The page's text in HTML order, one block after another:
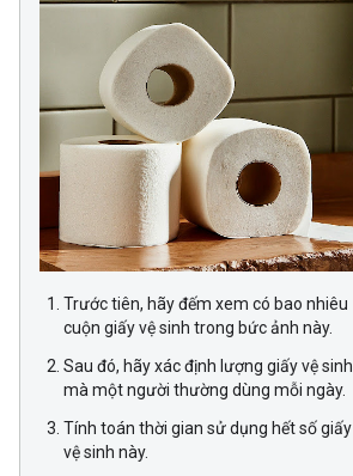
Trước tiên, hãy đếm xem có bao nhiêu
cuộn giấy vệ sinh trong bức ảnh này.
Sau đó, hãy xác định lượng giấy vệ sinh
mà một người thường dùng mỗi ngày.
Tính toán thời gian sử dụng hết số giấy
vệ sinh này.